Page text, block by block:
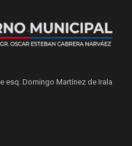
esq. Domingo Martínez de Irala